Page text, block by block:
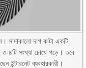
সাদাকালো দাগ কাটা একটি
৩-৪টি সংখ্যা চোখে পড়ে। তবে
ইন্টারনেট ব্যবহারকারী।